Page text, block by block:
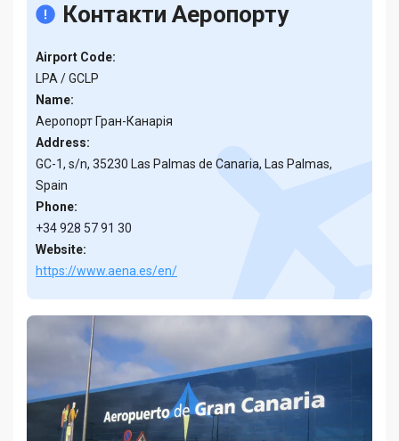
Контакти Аеропорту
Airport Code:
LPA / GCLP
Name:
Аеропорт Гран-Канарія
Address:
GC-1, s/n, 35230 Las Palmas de Canaria, Las Palmas,
Spain
Phone:
+34 928 57 91 30
Website:
https://www.aena.es/en/